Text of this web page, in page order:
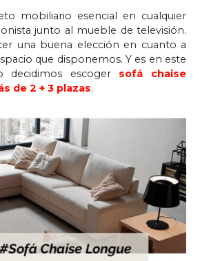
mobiliario esencial en cualquier
junto al mueble de televisión.
una buena elección en cuanto a
que disponemos. Y es en este
decidimos escoger sofá chaise
de 2 + 3 plazas.